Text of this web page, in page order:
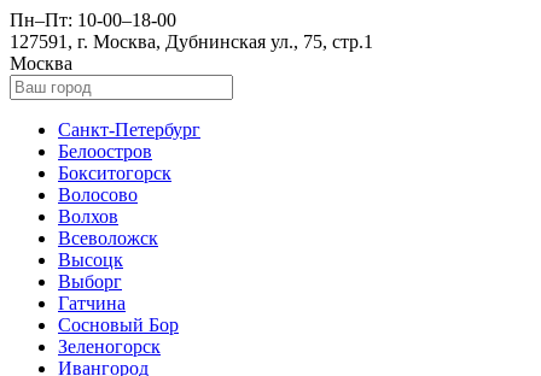
Пн–Пт: 10-00–18-00
127591, г. Москва, Дубнинская ул., 75, стр.1
Москва
Санкт-Петербург
Белоостров
Бокситогорск
Волосово
Волхов
Всеволожск
Высоцк
Выборг
Гатчина
Сосновый Бор
Зеленогорск
Ивангород